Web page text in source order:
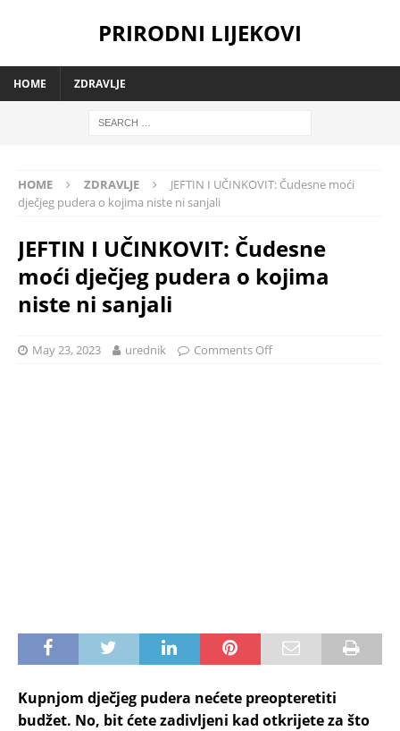
PRIRODNI LIJEKOVI
HOME ZDRAVLJE
HOME ZDRAVLJE
JEFTIN I UČINKOVIT: Čudesne moći
dječjeg pudera o kojima niste ni sanjali
JEFTIN I UČINKOVIT: Čudesne
moći dječjeg pudera o kojima
niste ni sanjali
May 23, 2023 urednik Comments Off
Kupnjom dječjeg pudera nećete preopteretiti
budžet. No, bit ćete zadivljeni kad otkrijete za što